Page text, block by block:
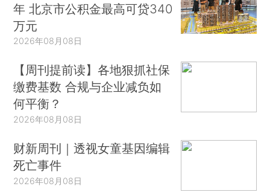
年 北京市公积金最高可贷340
万元
2026年08月08日
【周刊提前读】各地狠抓社保
缴费基数 合规与企业减负如
何平衡？
2026年08月08日
财新周刊｜透视女童基因编辑
死亡事件
2026年08月08日